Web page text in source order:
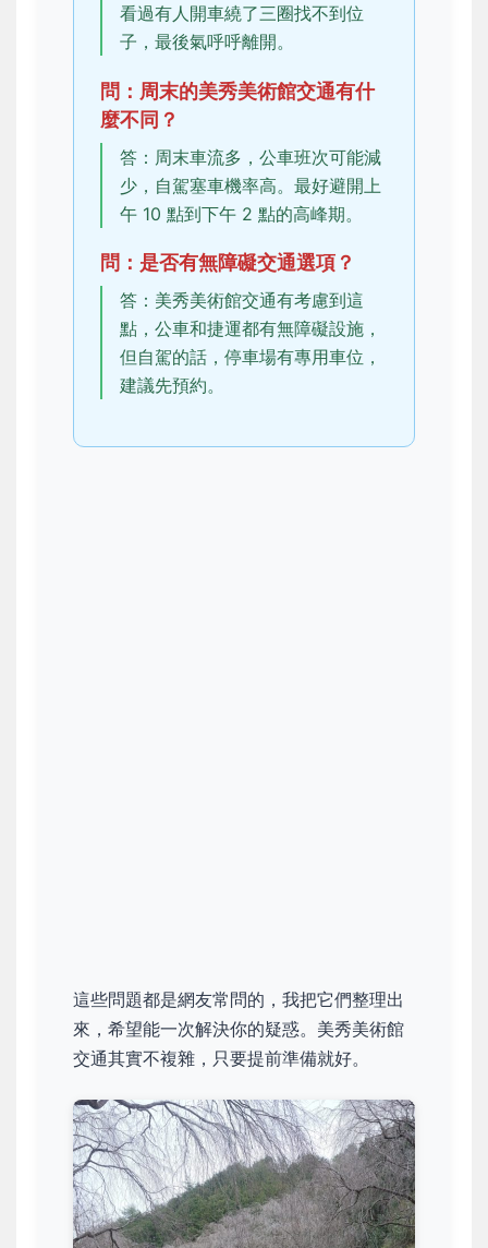
看過有人開車繞了三圈找不到位
子，最後氣呼呼離開。
問：周末的美秀美術館交通有什
麼不同？
答：周末車流多，公車班次可能減
少，自駕塞車機率高。最好避開上
午 10 點到下午 2 點的高峰期。
問：是否有無障礙交通選項？
答：美秀美術館交通有考慮到這
點，公車和捷運都有無障礙設施，
但自駕的話，停車場有專用車位，
建議先預約。
這些問題都是網友常問的，我把它們整理出
來，希望能一次解決你的疑惑。美秀美術館
交通其實不複雜，只要提前準備就好。